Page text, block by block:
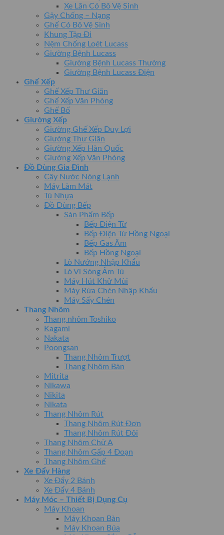
Xe Lăn Có Bô Vệ Sinh
Gậy Chống – Nạng
Ghế Có Bô Vệ Sinh
Khung Tập Đi
Nệm Chống Loét Lucass
Giường Bệnh Lucass
Giường Bệnh Lucass Thường
Giường Bệnh Lucass Điện
Ghế Xếp
Ghế Xếp Thư Giãn
Ghế Xếp Văn Phòng
Ghế Bố
Giường Xếp
Giường Ghế Xếp Duy Lợi
Giường Thư Giãn
Giường Xếp Hàn Quốc
Giường Xếp Văn Phòng
Đồ Dùng Gia Đình
Cây Nước Nóng Lạnh
Máy Làm Mát
Tủ Nhựa
Đồ Dùng Bếp
Sản Phẩm Bếp
Bếp Điện Từ
Bếp Điện Từ Hồng Ngoại
Bếp Gas Âm
Bếp Hồng Ngoại
Lò Nướng Nhập Khẩu
Lò Vi Sóng Âm Tủ
Máy Hút Khử Mùi
Máy Rửa Chén Nhập Khẩu
Máy Sấy Chén
Thang Nhôm
Thang nhôm Toshiko
Kagami
Nakata
Poongsan
Thang Nhôm Trượt
Thang Nhôm Bàn
Mitrita
Nikawa
Nikita
Nikata
Thang Nhôm Rút
Thang Nhôm Rút Đơn
Thang Nhôm Rút Đôi
Thang Nhôm Chữ A
Thang Nhôm Gấp 4 Đoạn
Thang Nhôm Ghế
Xe Đẩy Hàng
Xe Đẩy 2 Bánh
Xe Đẩy 4 Bánh
Máy Móc – Thiết Bị Dụng Cụ
Máy Khoan
Máy Khoan Bàn
Máy Khoan Búa